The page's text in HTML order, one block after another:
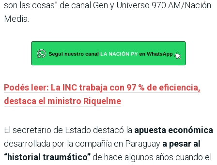
son las cosas” de canal Gen y Universo 970 AM/Nación
Media.
Podés leer: La INC trabaja con 97 % de eficiencia,
destaca el ministro Riquelme
El secretario de Estado destacó la apuesta económica
desarrollada por la compañía en Paraguay a pesar al
“historial traumático” de hace algunos años cuando el